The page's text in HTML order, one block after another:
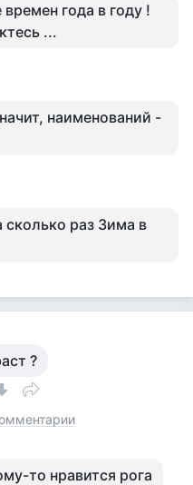
года в году !
...
наименований -
раз Зима в
?
то нравится рога